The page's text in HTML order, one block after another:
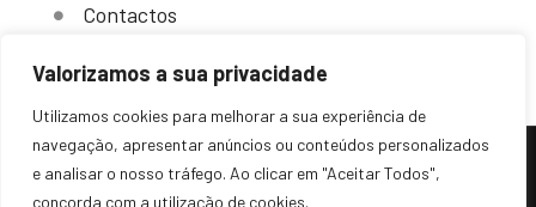
Valorizamos a sua privacidade
Utilizamos cookies para melhorar a sua experiência de
navegação, apresentar anúncios ou conteúdos personalizados
e analisar o nosso tráfego. Ao clicar em "Aceitar Todos",
concorda com a utilização de cookies.
Contactos
(c) 2024 – Sovende. Todos os direitos reservados.